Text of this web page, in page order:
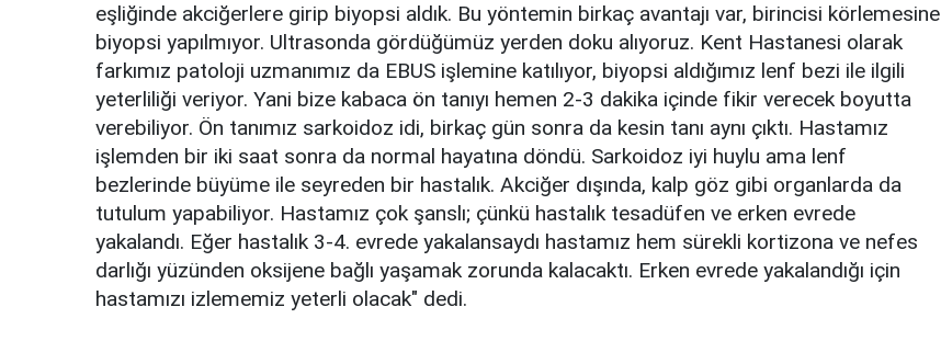
eşliğinde akciğerlere girip biyopsi aldık. Bu yöntemin birkaç avantajı var, birincisi körlemesine
biyopsi yapılmıyor. Ultrasonda gördüğümüz yerden doku alıyoruz. Kent Hastanesi olarak
farkımız patoloji uzmanımız da EBUS işlemine katılıyor, biyopsi aldığımız lenf bezi ile ilgili
yeterliliği veriyor. Yani bize kabaca ön tanıyı hemen 2-3 dakika içinde fikir verecek boyutta
verebiliyor. Ön tanımız sarkoidoz idi, birkaç gün sonra da kesin tanı aynı çıktı. Hastamız
işlemden bir iki saat sonra da normal hayatına döndü. Sarkoidoz iyi huylu ama lenf
bezlerinde büyüme ile seyreden bir hastalık. Akciğer dışında, kalp göz gibi organlarda da
tutulum yapabiliyor. Hastamız çok şanslı; çünkü hastalık tesadüfen ve erken evrede
yakalandı. Eğer hastalık 3-4. evrede yakalansaydı hastamız hem sürekli kortizona ve nefes
darlığı yüzünden oksijene bağlı yaşamak zorunda kalacaktı. Erken evrede yakalandığı için
hastamızı izlememiz yeterli olacak" dedi.